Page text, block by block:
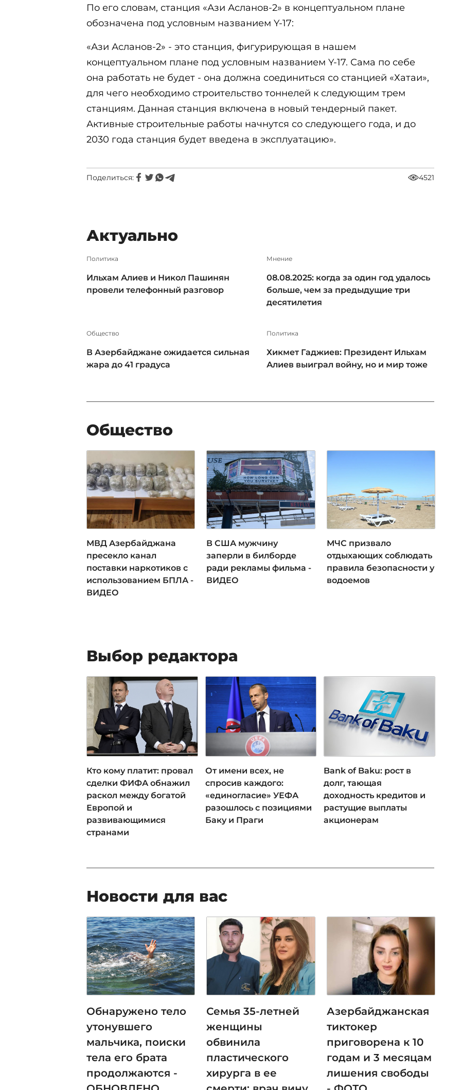
По его словам, станция «Ази Асланов-2» в концептуальном плане
обозначена под условным названием Y-17:
«Ази Асланов-2» - это станция, фигурирующая в нашем
концептуальном плане под условным названием Y-17. Сама по себе
она работать не будет - она должна соединиться со станцией «Хатаи»,
для чего необходимо строительство тоннелей к следующим трем
станциям. Данная станция включена в новый тендерный пакет.
Активные строительные работы начнутся со следующего года, и до
2030 года станция будет введена в эксплуатацию».
Поделиться: 4521
Актуально
Политика
Ильхам Алиев и Никол Пашинян
провели телефонный разговор
Мнение
08.08.2025: когда за один год удалось
больше, чем за предыдущие три
десятилетия
Общество
В Азербайджане ожидается сильная
жара до 41 градуса
Политика
Хикмет Гаджиев: Президент Ильхам
Алиев выиграл войну, но и мир тоже
Общество
МВД Азербайджана
пресекло канал
поставки наркотиков с
использованием БПЛА -
ВИДЕО
В США мужчину
заперли в билборде
ради рекламы фильма -
ВИДЕО
МЧС призвало
отдыхающих соблюдать
правила безопасности у
водоемов
Выбор редактора
Кто кому платит: провал
сделки ФИФА обнажил
раскол между богатой
Европой и
развивающимися
странами
От имени всех, не
спросив каждого:
«единогласие» УЕФА
разошлось с позициями
Баку и Праги
Bank of Baku: рост в
долг, тающая
доходность кредитов и
растущие выплаты
акционерам
Новости для вас
Обнаружено тело
утонувшего
мальчика, поиски
тела его брата
продолжаются -
Семья 35-летней
женщины
обвинила
пластического
хирурга в ее
Азербайджанская
тиктокер
приговорена к 10
годам и 3 месяцам
лишения свободы